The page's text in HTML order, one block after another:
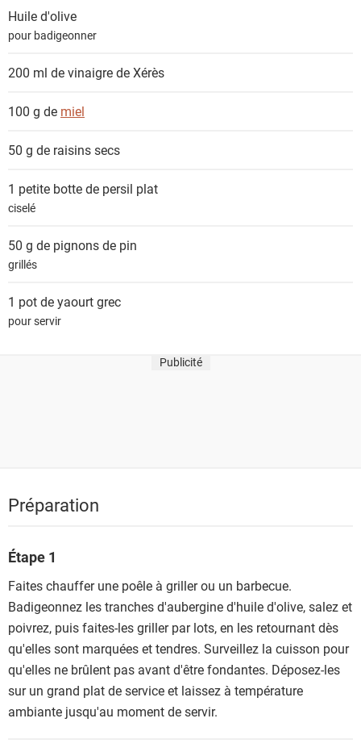
n
t
Huile d'olive
pour badigeonner
200 ml devinaigre de Xérès
100 g de miel
50 g de raisins secs
1 petite botte de persil plat
ciselé
50 g de pignons de pin
grillés
1 pot deyaourt grec
pour servir
Publicité
Préparation
Étape 1
Faites chauffer une poêle à griller ou un barbecue.
Badigeonnez les tranches d'aubergine d'huile d'olive, salez et
poivrez, puis faites-les griller par lots, en les retournant dès
qu'elles sont marquées et tendres. Surveillez la cuisson pour
qu'elles ne brûlent pas avant d'être fondantes. Déposez-les
sur un grand plat de service et laissez à température
ambiante jusqu'au moment de servir.